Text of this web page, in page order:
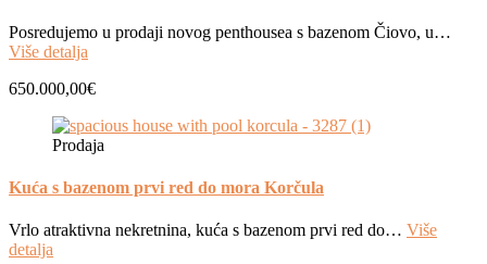
Posredujemo u prodaji novog penthousea s bazenom Čiovo, u…
Više detalja
650.000,00€
Prodaja
Kuća s bazenom prvi red do mora Korčula
Vrlo atraktivna nekretnina, kuća s bazenom prvi red do… Više
detalja